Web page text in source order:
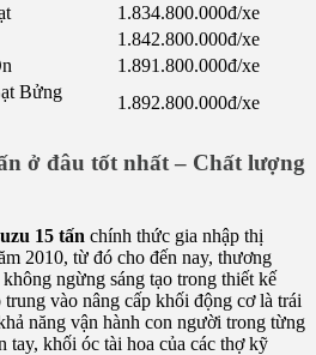
1.834.800.000đ/xe
1.842.800.000đ/xe
1.891.800.000đ/xe
Bửng
1.892.800.000đ/xe
ở đâu tốt nhất – Chất lượng
15 tấn chính thức gia nhập thị
2010, từ đó cho đến nay, thương
ngừng sáng tạo trong thiết kế
vào nâng cấp khối động cơ là trái
năng vận hành con người trong từng
tay, khối óc tài hoa của các thợ kỹ